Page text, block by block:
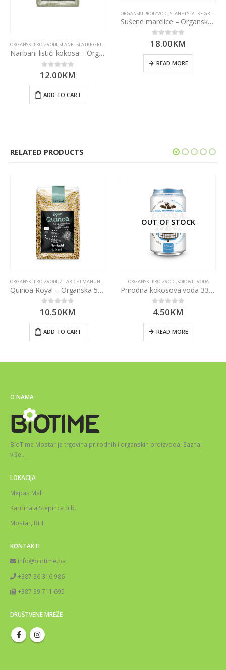
ORGANSKI PROIZVODI,SLANE I SLATKE GRICKALICE
Naribani listići kokosa – Organski 500g Nutrigold
0 out of 5
12.00KM
ADD TO CART
ORGANSKI PROIZVODI SLANE I SLATKE GRICKALICE
Sušene marelice – Organske 500g Nutrigold
0 out of 5
18.00KM
READ MORE
RELATED PRODUCTS
ORGANSKI PROIZVODI,ŽITARICE I MAHUNARKE
Quinoa Royal – Organska 500g Nutrigold
0 out of 5
10.50KM
ADD TO CART
OUT OF STOCK
ORGANSKI PROIZVODI,SOKOVI I VODA
Prirodna kokosova voda 330ml
out of 5
4.50KM
READ MORE
O NAMA
BioTime Mostar je trgovina prirodnih i organskih proizvoda. Saznaj
više…
LOKACIJA
Mepas Mall
Kardinala Stepinca b.b.
Mostar, BiH
KONTAKTI
info@biotime.ba
+387 36 316 986
+387 39 711 695
DRUŠTVENE MREŽE